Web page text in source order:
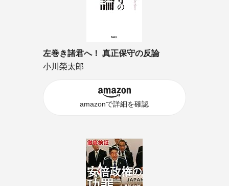
左巻き諸君へ！ 真正保守の反論
小川榮太郎
amazonで詳細を確認